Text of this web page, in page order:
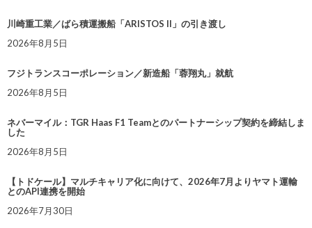
川崎重工業／ばら積運搬船「ARISTOS II」の引き渡し
2026年8月5日
フジトランスコーポレーション／新造船「蓉翔丸」就航
2026年8月5日
ネバーマイル：TGR Haas F1 Teamとのパートナーシップ契約を締結しま
した
2026年8月5日
【トドケール】マルチキャリア化に向けて、2026年7月よりヤマト運輸
とのAPI連携を開始
2026年7月30日